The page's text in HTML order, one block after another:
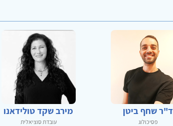
ד"ר שחף ביטן
פסיכולוג
מירב שקד טולידאנו
עובדת סוציאלית